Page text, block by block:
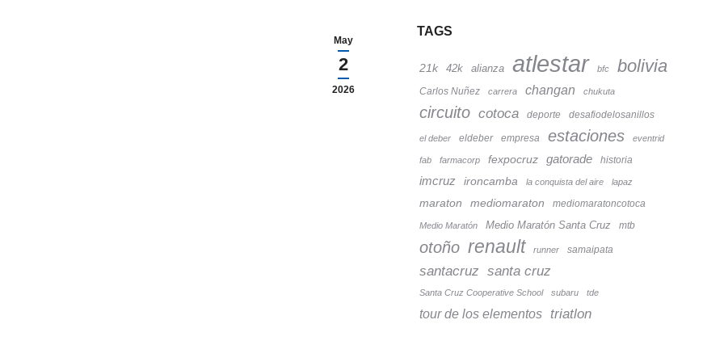
May
2
2026
TAGS
21k 42k alianza atlestar bfc bolivia
Carlos Nuñez carrera changan chukuta
circuito cotoca deporte desafiodelosanillos
el deber eldeber empresa estaciones eventrid
fab farmacorp fexpocruz gatorade historia
imcruz ironcamba la conquista del aire lapaz
maraton mediomaraton mediomaratoncotoca
Medio Maratón Medio Maratón Santa Cruz mtb
otoño renault runner samaipata
santacruz santa cruz
Santa Cruz Cooperative School subaru tde
tour de los elementos triatlon